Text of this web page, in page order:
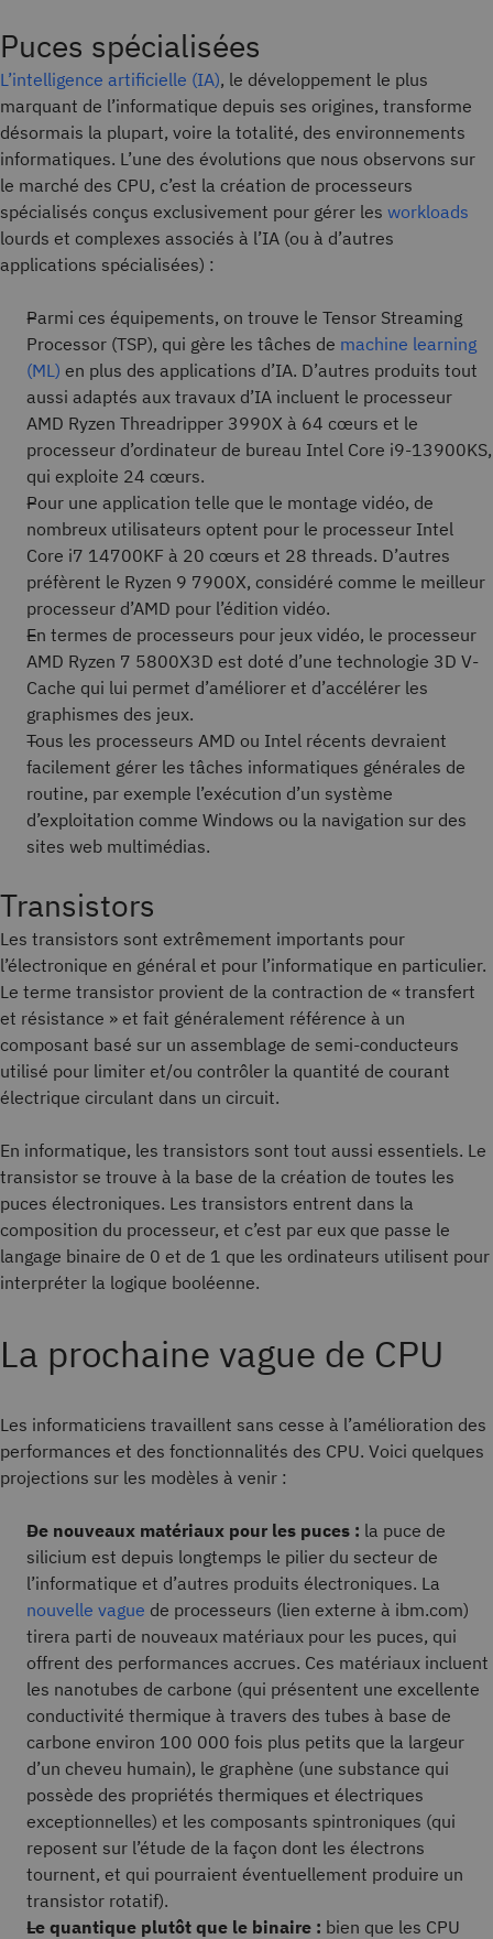
Puces spécialisées
L’intelligence artificielle (IA), le développement le plus
marquant de l’informatique depuis ses origines, transforme
désormais la plupart, voire la totalité, des environnements
informatiques. L’une des évolutions que nous observons sur
le marché des CPU, c’est la création de processeurs
spécialisés conçus exclusivement pour gérer les workloads
lourds et complexes associés à l’IA (ou à d’autres
applications spécialisées) :
Parmi ces équipements, on trouve le Tensor Streaming
Processor (TSP), qui gère les tâches de machine learning
(ML) en plus des applications d’IA. D’autres produits tout
aussi adaptés aux travaux d’IA incluent le processeur
AMD Ryzen Threadripper 3990X à 64 cœurs et le
processeur d’ordinateur de bureau Intel Core i9-13900KS,
qui exploite 24 cœurs.
Pour une application telle que le montage vidéo, de
nombreux utilisateurs optent pour le processeur Intel
Core i7 14700KF à 20 cœurs et 28 threads. D’autres
préfèrent le Ryzen 9 7900X, considéré comme le meilleur
processeur d’AMD pour l’édition vidéo.
En termes de processeurs pour jeux vidéo, le processeur
AMD Ryzen 7 5800X3D est doté d’une technologie 3D V-
Cache qui lui permet d’améliorer et d’accélérer les
graphismes des jeux.
Tous les processeurs AMD ou Intel récents devraient
facilement gérer les tâches informatiques générales de
routine, par exemple l’exécution d’un système
d’exploitation comme Windows ou la navigation sur des
sites web multimédias.
Transistors
Les transistors sont extrêmement importants pour
l’électronique en général et pour l’informatique en particulier.
Le terme transistor provient de la contraction de « transfert
et résistance » et fait généralement référence à un
composant basé sur un assemblage de semi-conducteurs
utilisé pour limiter et/ou contrôler la quantité de courant
électrique circulant dans un circuit.
En informatique, les transistors sont tout aussi essentiels. Le
transistor se trouve à la base de la création de toutes les
puces électroniques. Les transistors entrent dans la
composition du processeur, et c’est par eux que passe le
langage binaire de 0 et de 1 que les ordinateurs utilisent pour
interpréter la logique booléenne.
La prochaine vague de CPU
Les informaticiens travaillent sans cesse à l’amélioration des
performances et des fonctionnalités des CPU. Voici quelques
projections sur les modèles à venir :
De nouveaux matériaux pour les puces : la puce de
silicium est depuis longtemps le pilier du secteur de
l’informatique et d’autres produits électroniques. La
nouvelle vague de processeurs (lien externe à ibm.com)
tirera parti de nouveaux matériaux pour les puces, qui
offrent des performances accrues. Ces matériaux incluent
les nanotubes de carbone (qui présentent une excellente
conductivité thermique à travers des tubes à base de
carbone environ 100 000 fois plus petits que la largeur
d’un cheveu humain), le graphène (une substance qui
possède des propriétés thermiques et électriques
exceptionnelles) et les composants spintroniques (qui
reposent sur l’étude de la façon dont les électrons
tournent, et qui pourraient éventuellement produire un
transistor rotatif).
Le quantique plutôt que le binaire : bien que les CPU